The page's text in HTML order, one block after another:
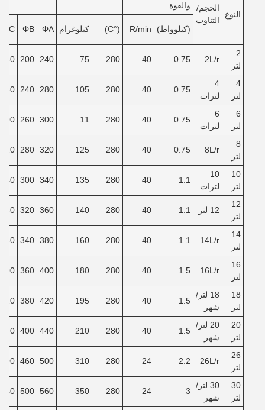
النوع
الحجم/
التناوب
والقوة
(كيلوواط) R/min
(°C) كيلوغرام ΦA
ΦB
ΦC
2
لتر
2L/r
0.75
40
280
75
240
200
150
4
لتر
4
لترات
0.75
40
280
105
280
240
180
6
لتر
6
لترات
0.75
40
280
11
300
260
200
8
لتر
8L/r
0.75
40
280
125
320
280
220
10
لتر
10
لترات
1.1
40
280
135
340
300
240
12
لتر
12 لتر 1.1
40
280
140
360
320
260
14
لتر
14L/r
1.1
40
280
160
380
340
280
16
لتر
16L/r
1.5
40
280
180
400
360
300
18
لتر
18 لتر/
شهر
1.5
40
280
195
420
380
320
20
لتر
20 لتر/
شهر
1.5
40
280
210
440
400
340
26
لتر
26L/r
2.2
24
280
310
500
460
400
30
لتر
30 لتر/
شهر
3
24
280
350
560
500
440